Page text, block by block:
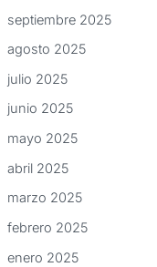
septiembre 2025
agosto 2025
julio 2025
junio 2025
mayo 2025
abril 2025
marzo 2025
febrero 2025
enero 2025